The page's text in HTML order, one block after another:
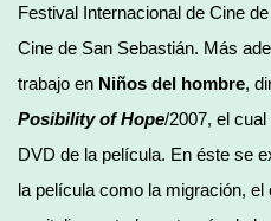
Festival Internacional de Cine
Cine de San Sebastián. Más
trabajo en Niños del hombre,
Posibility of Hope/2007, el
DVD de la película. En éste se
la película como la migración,